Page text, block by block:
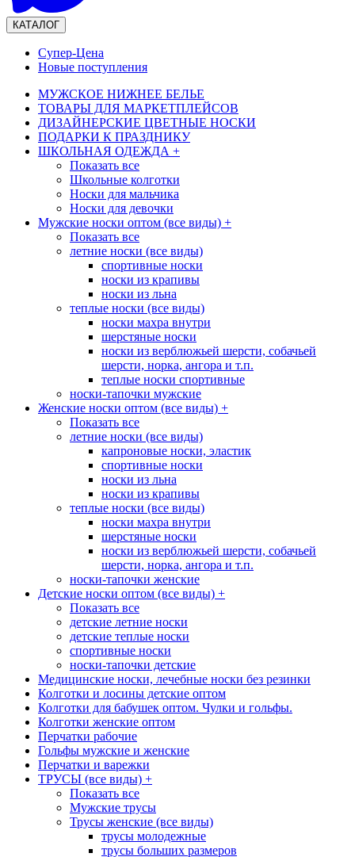
КАТАЛОГ
Супер-Цена
Новые поступления
МУЖСКОЕ НИЖНЕЕ БЕЛЬЕ
ТОВАРЫ ДЛЯ МАРКЕТПЛЕЙСОВ
ДИЗАЙНЕРСКИЕ ЦВЕТНЫЕ НОСКИ
ПОДАРКИ К ПРАЗДНИКУ
ШКОЛЬНАЯ ОДЕЖДА +
Показать все
Школьные колготки
Носки для мальчика
Носки для девочки
Мужские носки оптом (все виды) +
Показать все
летние носки (все виды)
спортивные носки
носки из крапивы
носки из льна
теплые носки (все виды)
носки махра внутри
шерстяные носки
носки из верблюжьей шерсти, собачьей
шерсти, норка, ангора и т.п.
теплые носки спортивные
носки-тапочки мужские
Женские носки оптом (все виды) +
Показать все
летние носки (все виды)
капроновые носки, эластик
спортивные носки
носки из льна
носки из крапивы
теплые носки (все виды)
носки махра внутри
шерстяные носки
носки из верблюжьей шерсти, собачьей
шерсти, норка, ангора и т.п.
носки-тапочки женские
Детские носки оптом (все виды) +
Показать все
детские летние носки
детские теплые носки
спортивные носки
носки-тапочки детские
Медицинские носки, лечебные носки без резинки
Колготки и лосины детские оптом
Колготки для бабушек оптом. Чулки и гольфы.
Колготки женские оптом
Перчатки рабочие
Гольфы мужские и женские
Перчатки и варежки
ТРУСЫ (все виды) +
Показать все
Мужские трусы
Трусы женские (все виды)
трусы молодежные
трусы больших размеров